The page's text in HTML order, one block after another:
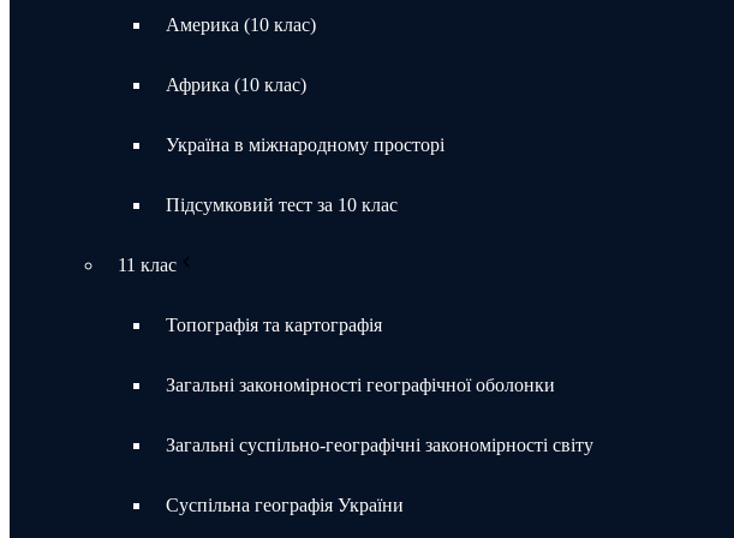
Америка (10 клас)
Африка (10 клас)
Україна в міжнародному просторі
Підсумковий тест за 10 клас
11 клас
Топографія та картографія
Загальні закономірності географічної оболонки
Загальні суспільно-географічні закономірності світу
Суспільна географія України